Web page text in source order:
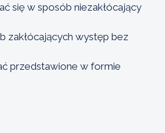
się w sposób niezakłócający
zakłócających występ bez
przedstawione w formie